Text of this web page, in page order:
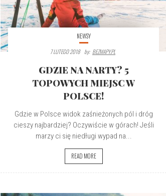
NEWSY
7 LUTEGO 2018 By: BEZMAPY.PL
GDZIE NA NARTY? 5
TOPOWYCH MIEJSC W
POLSCE!
Gdzie w Polsce widok zaśnieżonych pól i dróg
cieszy najbardziej? Oczywiście w górach! Jeśli
marzy ci się niedługi wypad na...
READ MORE